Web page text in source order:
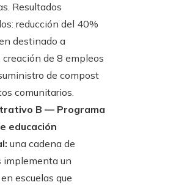
Resultados
reducción del 40%
destinado a
creación de 8 empleos
de compost
comunitarios.
B — Programa
educación
una cadena de
implementa un
escuelas que